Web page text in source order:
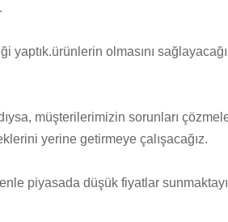
yaptık.ürünlerin olmasını
müşterilerimizin sorunları
yerine getirmeye çalışacağız.
piyasada düşük fiyatlar